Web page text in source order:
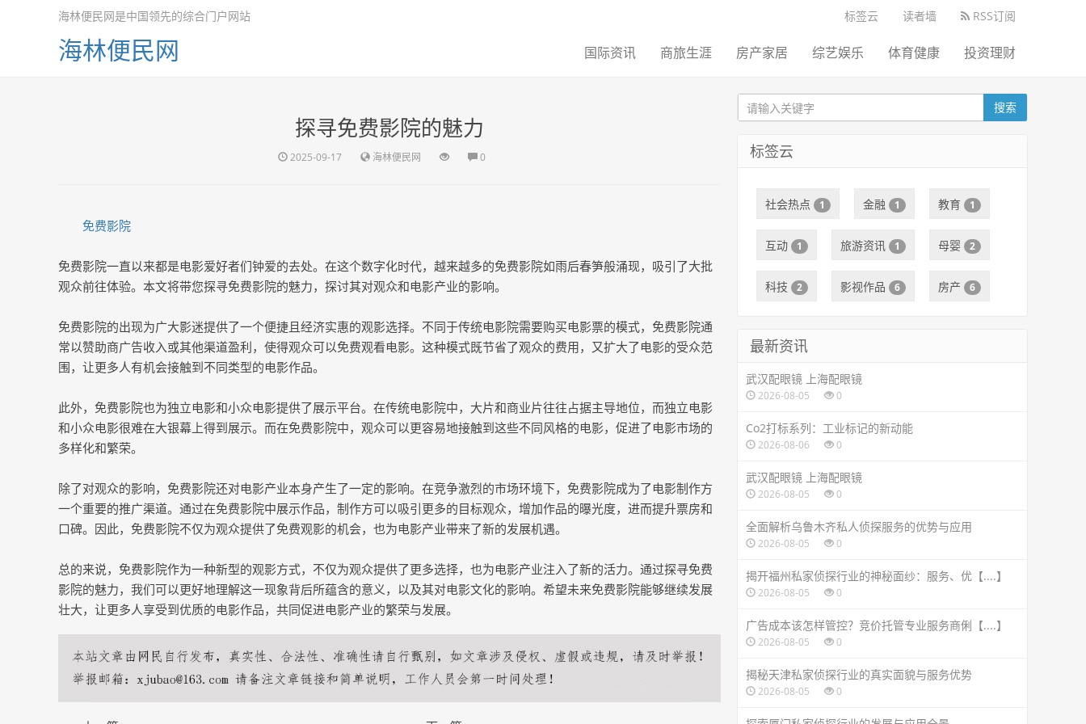
标签云 读者墙 RSS订阅
海林便民网是中国领先的综合门户网站
海林便民网 国际资讯 商旅生涯 房产家居 综艺娱乐 体育健康 投资理财
探寻免费影院的魅力
2025-09-17 海林便民网 0
免费影院
免费影院一直以来都是电影爱好者们钟爱的去处。在这个数字化时代，越来越多的免费影院如雨后春笋般涌现，吸引了大批
观众前往体验。本文将带您探寻免费影院的魅力，探讨其对观众和电影产业的影响。
免费影院的出现为广大影迷提供了一个便捷且经济实惠的观影选择。不同于传统电影院需要购买电影票的模式，免费影院通
常以赞助商广告收入或其他渠道盈利，使得观众可以免费观看电影。这种模式既节省了观众的费用，又扩大了电影的受众范
围，让更多人有机会接触到不同类型的电影作品。
此外，免费影院也为独立电影和小众电影提供了展示平台。在传统电影院中，大片和商业片往往占据主导地位，而独立电影
和小众电影很难在大银幕上得到展示。而在免费影院中，观众可以更容易地接触到这些不同风格的电影，促进了电影市场的
多样化和繁荣。
除了对观众的影响，免费影院还对电影产业本身产生了一定的影响。在竞争激烈的市场环境下，免费影院成为了电影制作方
一个重要的推广渠道。通过在免费影院中展示作品，制作方可以吸引更多的目标观众，增加作品的曝光度，进而提升票房和
口碑。因此，免费影院不仅为观众提供了免费观影的机会，也为电影产业带来了新的发展机遇。
总的来说，免费影院作为一种新型的观影方式，不仅为观众提供了更多选择，也为电影产业注入了新的活力。通过探寻免费
影院的魅力，我们可以更好地理解这一现象背后所蕴含的意义，以及其对电影文化的影响。希望未来免费影院能够继续发展
壮大，让更多人享受到优质的电影作品，共同促进电影产业的繁荣与发展。
搜索
标签云
社会热点 1 金融 1 教育 1
互动 1 旅游资讯 1 母婴 2
科技 2 影视作品 6 房产 6
最新资讯
武汉配眼镜 上海配眼镜
2026-08-05 0
Co2打标系列：工业标记的新动能
2026-08-06 0
武汉配眼镜 上海配眼镜
2026-08-05 0
全面解析乌鲁木齐私人侦探服务的优势与应用
2026-08-05 0
揭开福州私家侦探行业的神秘面纱：服务、优【....】
2026-08-05 0
广告成本该怎样管控？竞价托管专业服务商俐【....】
2026-08-05 0
揭秘天津私家侦探行业的真实面貌与服务优势
2026-08-05 0